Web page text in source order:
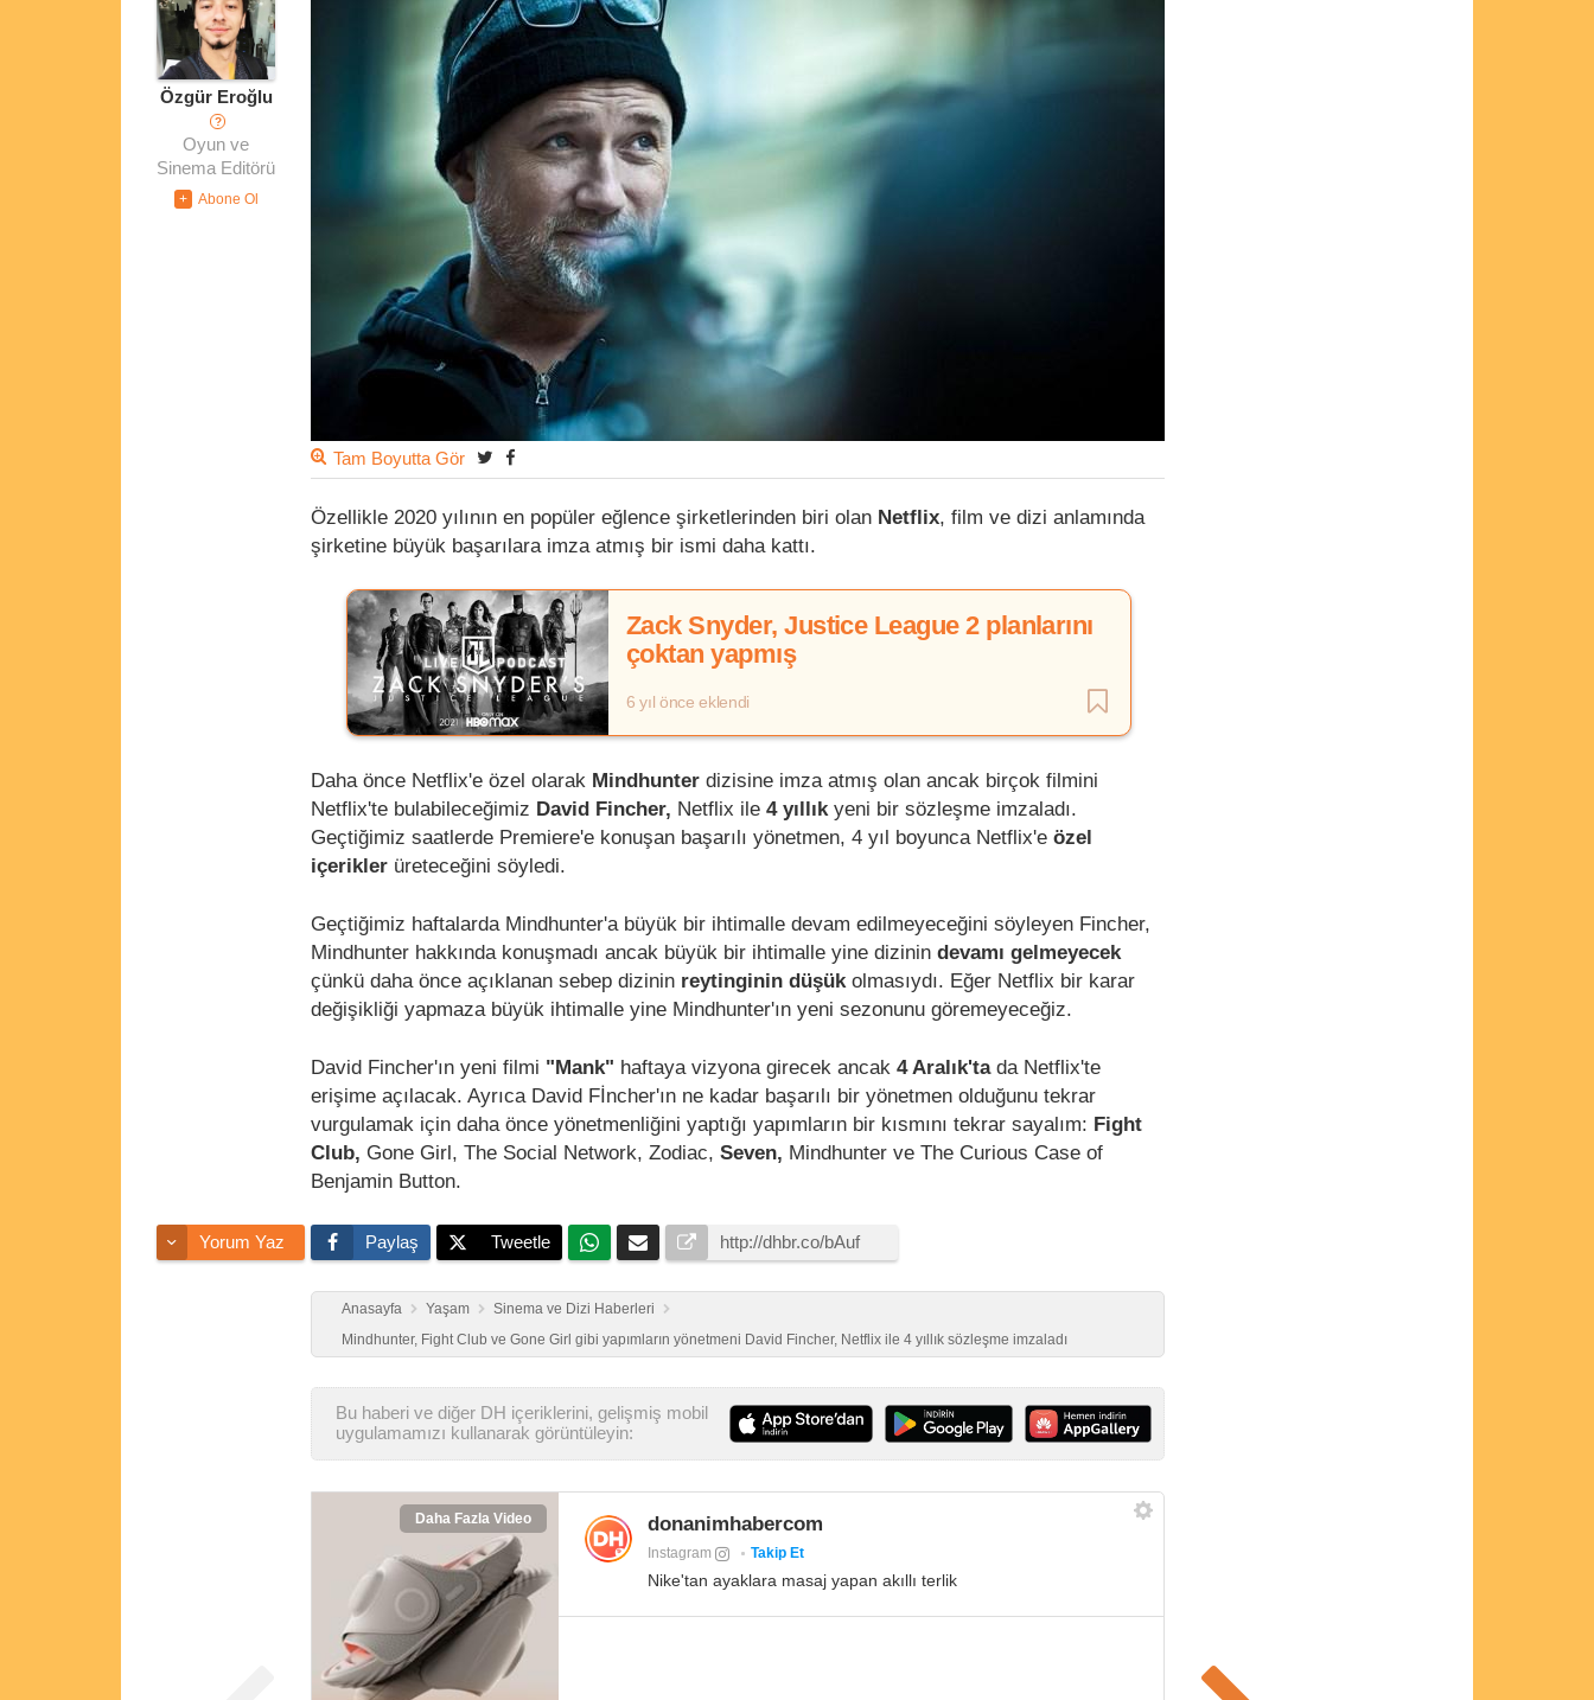
Özgür Eroğlu
?
Oyun ve
Sinema Editörü
Tam Boyutta Gör
Özellikle 2020 yılının en popüler eğlence şirketlerinden biri olan Netflix, film ve dizi anlamında
şirketine büyük başarılara imza atmış bir ismi daha kattı.
Zack Snyder, Justice League 2 planlarını
çoktan yapmış
6 yıl önce eklendi
Daha önce Netflix'e özel olarak Mindhunter dizisine imza atmış olan ancak birçok filmini
Netflix'te bulabileceğimiz David Fincher, Netflix ile 4 yıllıkyeni bir sözleşme imzaladı.
Geçtiğimiz saatlerde Premiere'e konuşan başarılı yönetmen, 4 yıl boyunca Netflix'e özel
içerikler üreteceğini söyledi.
Geçtiğimiz haftalarda Mindhunter'a büyük bir ihtimalle devam edilmeyeceğini söyleyen Fincher,
Mindhunter hakkında konuşmadı ancak büyük bir ihtimalle yine dizinin devamı gelmeyecek
çünkü daha önce açıklanan sebep dizinin reytinginin düşükolmasıydı. Eğer Netflix bir karar
değişikliği yapmaza büyük ihtimalle yine Mindhunter'ın yeni sezonunu göremeyeceğiz.
David Fincher'ın yeni filmi "Mank" haftaya vizyona girecek ancak 4 Aralık'tada Netflix'te
erişime açılacak. Ayrıca David Fİncher'ın ne kadar başarılı bir yönetmen olduğunu tekrar
vurgulamak için daha önce yönetmenliğini yaptığı yapımların bir kısmını tekrar sayalım: Fight
Club, Gone Girl, The Social Network, Zodiac, Seven, Mindhunter ve The Curious Case of
Benjamin Button.
Yorum Yaz Paylaş Tweetle
Anasayfa Yaşam
Sinema ve Dizi Haberleri
Mindhunter, Fight Club ve Gone Girl gibi yapımların yönetmeni David Fincher, Netflix ile 4 yıllık sözleşme imzaladı
Bu haberi ve diğer DH içeriklerini, gelişmiş mobil
uygulamamızı kullanarak görüntüleyin:
Daha Fazla Video donanimhabercom
Instagram Takip Et
Nike'tan ayaklara masaj yapan akıllı terlik